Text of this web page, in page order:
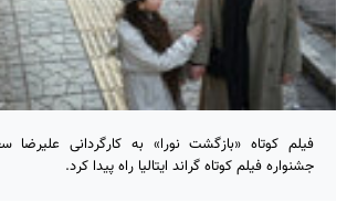
فیلم کوتاه «بازگشت نورا» به کارگردانی
جشنواره فیلم کوتاه گراند ایتالیا راه پیدا کرد.